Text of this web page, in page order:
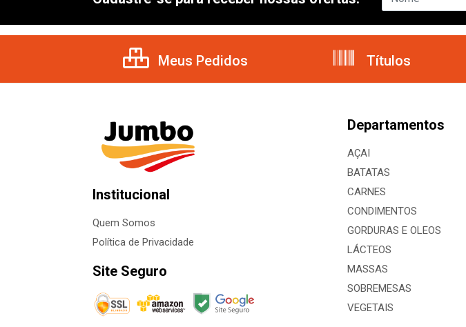
Meus Pedidos Títulos
Institucional
Quem Somos
Política de Privacidade
Site Seguro
Departamentos
AÇAI
BATATAS
CARNES
CONDIMENTOS
GORDURAS E OLEOS
LÁCTEOS
MASSAS
SOBREMESAS
VEGETAIS